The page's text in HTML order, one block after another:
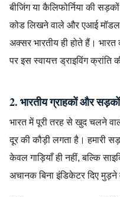
बीजिंग या कैलिफोर्निया की
कोड लिखने वाले और एआई मॉडल
अक्सर भारतीय ही होते हैं।
पर इस स्वायत्त ड्राइविंग क्रांति
2. भारतीय ग्राहकों और
भारत में पूरी तरह से खुद चलने
दूर की कौड़ी लगता है। हमारी
केवल गाड़ियाँ ही नहीं, बल्कि
अचानक बिना इंडिकेटर दिए मुड़ने